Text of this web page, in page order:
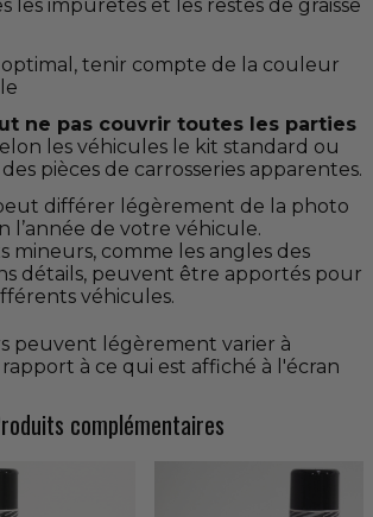
les impuretés et les restes de graisse
tenir compte de la couleur
ne pas couvrir toutes les parties
les véhicules le kit standard ou
pièces de carrosseries apparentes.
différer légèrement de la photo
l’année de votre véhicule.
mineurs, comme les angles des
détails, peuvent être apportés pour
véhicules.
peuvent légèrement varier à
rapport à ce qui est affiché à l'écran
complémentaires